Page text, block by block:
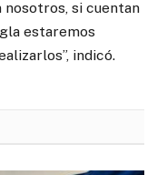
si cuentan
estaremos
indicó.